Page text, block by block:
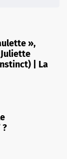
»,
| La
?